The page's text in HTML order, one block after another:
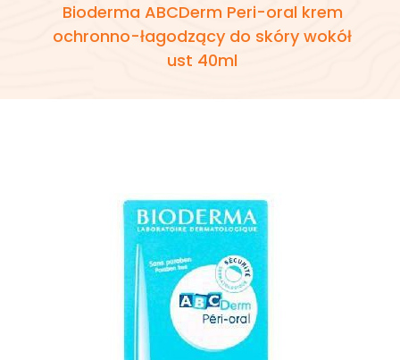
Bioderma ABCDerm Peri-oral krem
ochronno-łagodzący do skóry wokół
ust 40ml